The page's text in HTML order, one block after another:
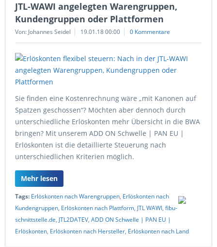
JTL-WAWI angelegten Warengruppen,
Kundengruppen oder Plattformen
Von: Johannes Seidel 19.01.18 00:00 0 Kommentare
Sie finden eine Kostenrechnung wäre „mit Kanonen auf
Spatzen geschossen“? Möchten aber dennoch durch
unterschiedliche Erlöskonten mehr Übersicht in die BWA
bringen? Mit unserem ADD ON Schwelle | PAN EU |
Erlöskonten ist die detaillierte Steuerung nach
unterschiedlichen Kriterien möglich.
Mehr lesen
Tags: Erlöskonten nach Warengruppen, Erlöskonten nach
Kundengruppen, Erlöskonten nach Plattform, JTL WAWI, fibu-
schnittstelle.de, JTL2DATEV, ADD ON Schwelle | PAN EU |
Erlöskonten, Erlöskonten nach Hersteller, Erlöskonten nach Land